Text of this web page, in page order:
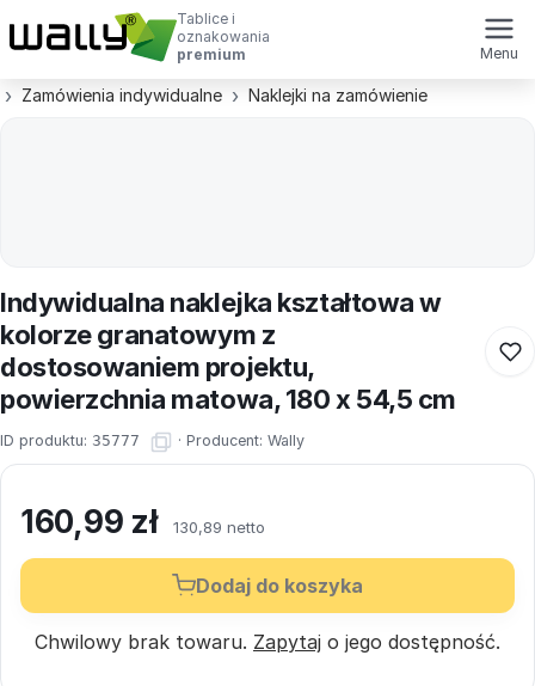
Tablice i
oznakowania
premium
Menu
Zamówienia indywidualne Naklejki na zamówienie
Indywidualna naklejka kształtowa w
kolorze granatowym z
dostosowaniem projektu,
powierzchnia matowa, 180 x 54,5 cm
ID produktu: 35777 · Producent: Wally
160,99 zł 130,89 netto
Dodaj do koszyka
Chwilowy brak towaru. Zapytaj o jego dostępność.